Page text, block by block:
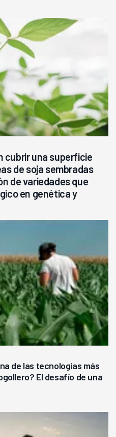
cubrir una superficie
de soja sembradas
de variedades que
en genética y
de las tecnologías más
El desafío de una